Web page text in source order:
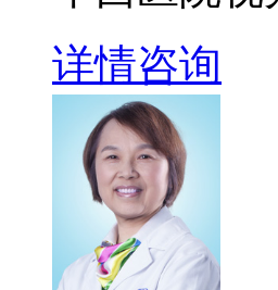
详情咨询